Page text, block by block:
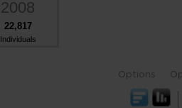
2008
22,817
Individuals
Options